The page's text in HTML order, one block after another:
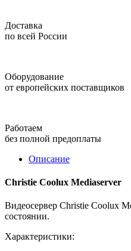
Доставка
по всей России
Оборудование
от европейских поставщиков
Работаем
без полной предоплаты
Описание
Christie Coolux Mediaserver
Видеосервер Christie Coolux
состоянии.
Характеристики: